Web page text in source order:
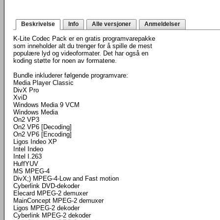
Beskrivelse Info Alle versjoner Anmeldelser
K-Lite Codec Pack er en gratis programvarepakke
som inneholder alt du trenger for å spille de mest
populære lyd og videoformater. Det har også en
koding støtte for noen av formatene.
Bundle inkluderer følgende programvare:
Media Player Classic
DivX Pro
XviD
Windows Media 9 VCM
Windows Media
On2 VP3
On2 VP6 [Decoding]
On2 VP6 [Encoding]
Ligos Indeo XP
Intel Indeo
Intel I.263
HuffYUV
MS MPEG-4
DivX;) MPEG-4-Low and Fast motion
Cyberlink DVD-dekoder
Elecard MPEG-2 demuxer
MainConcept MPEG-2 demuxer
Ligos MPEG-2 dekoder
Cyberlink MPEG-2 dekoder